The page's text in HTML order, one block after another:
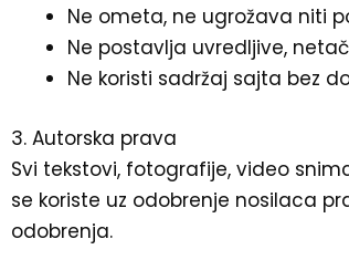
Ne ometa, ne ugrožava niti
Ne postavlja uvredljive,
Ne koristi sadržaj sajta bez
3. Autorska prava
Svi tekstovi, fotografije, video
se koriste uz odobrenje nosilaca
odobrenja.